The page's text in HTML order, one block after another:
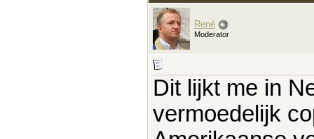
René
Moderator
Dit lijkt me in
vermoedelijk